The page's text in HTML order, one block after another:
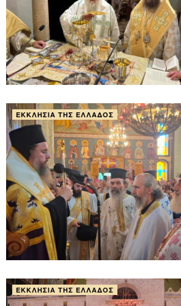
ΕΚΚΛΗΣΊΑ ΤΗΣ ΕΛΛΆΔΟΣ
ΕΚΚΛΗΣΊΑ ΤΗΣ ΕΛΛΆΔΟΣ